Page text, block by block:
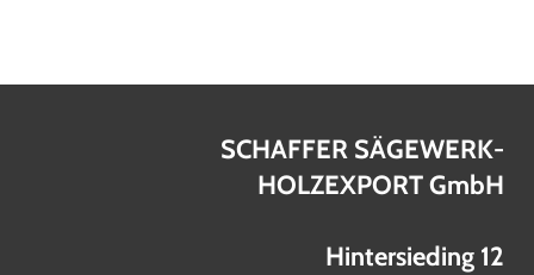
SCHAFFER SÄGEWERK-
HOLZEXPORT GmbH
Hintersieding 12